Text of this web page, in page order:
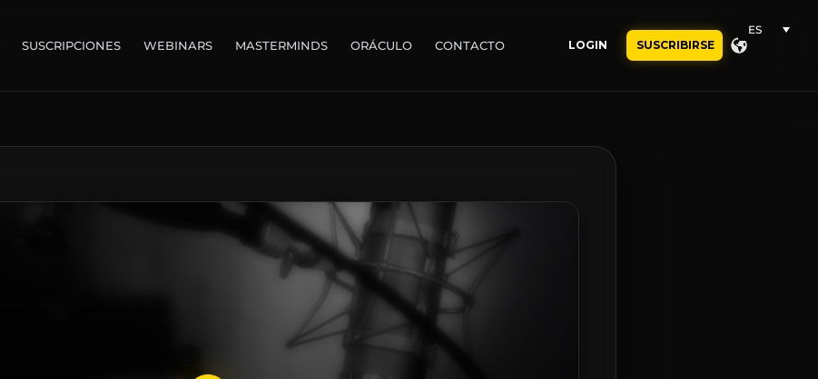
SUSCRIPCIONES WEBINARS MASTERMINDS ORÁCULO CONTACTO LOGIN SUSCRIBIRSE
ES